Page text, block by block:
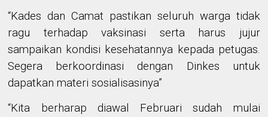
“Kades dan Camat pastikan seluruh warga tidak
ragu terhadap vaksinasi serta harus jujur
sampaikan kondisi kesehatannya kepada petugas.
Segera berkoordinasi dengan Dinkes untuk
dapatkan materi sosialisasinya”
“Kita berharap diawal Februari sudah mulai